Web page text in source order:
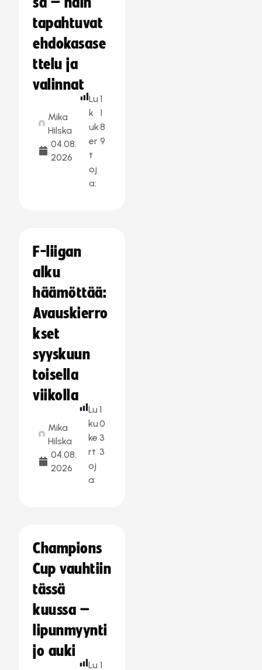
tapahtuvat
ehdokasase
ttelu ja
valinnat
Mika
Hilska
04.08.
2026
Lu
k
uk
er
t
oj
a:
1
1
8
9
F-liigan
alku
häämöttää:
Avauskierro
kset
syyskuun
toisella
viikolla
Mika
Hilska
04.08.
2026
Lu
ku
ke
rt
oj
a:
1
0
3
3
Champions
Cup vauhtiin
tässä
kuussa –
lipunmyynti
jo auki
Lu 1